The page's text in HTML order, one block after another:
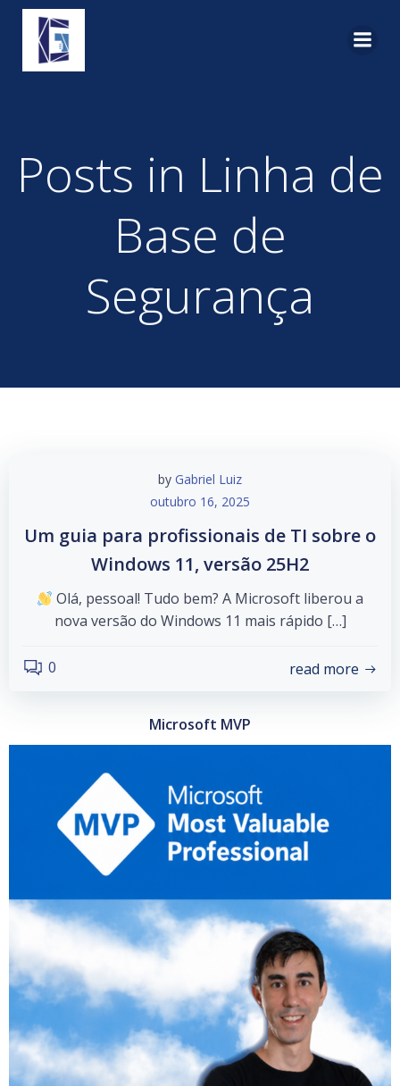
Posts in Linha de
Base de
Segurança
by Gabriel Luiz
outubro 16, 2025
Um guia para profissionais de TI sobre o
Windows 11, versão 25H2
Olá, pessoal! Tudo bem? A Microsoft liberou a
nova versão do Windows 11 mais rápido […]
0 read more
Microsoft MVP